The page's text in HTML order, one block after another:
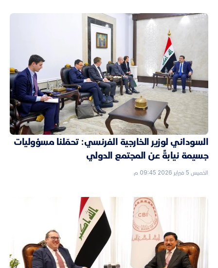
السوداني لوزير الخارجية الفرنسي: تحمّلنا مسؤوليات
جسيمة نيابةً عن المجتمع الدولي
الخميس 5 فبراير 2026 09:45 م